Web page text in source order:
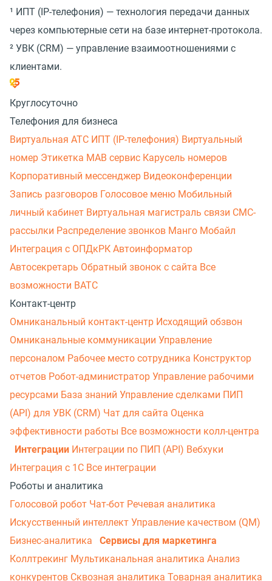
¹ ИПТ (IP-телефония) — технология передачи данных
через компьютерные сети на базе интернет-протокола.
² УВК (CRM) — управление взаимоотношениями с
клиентами.
Круглосуточно
Телефония для бизнеса
Виртуальная АТС ИПТ (IP-телефония) Виртуальный
номер Этикетка МАВ сервис Карусель номеров
Корпоративный мессенджер Видеоконференции
Запись разговоров Голосовое меню Мобильный
личный кабинет Виртуальная магистраль связи СМС-
рассылки Распределение звонков Манго Мобайл
Интеграция с ОПДкРК Автоинформатор
Автосекретарь Обратный звонок с сайта Все
возможности ВАТС
Контакт-центр
Омниканальный контакт-центр Исходящий обзвон
Омниканальные коммуникации Управление
персоналом Рабочее место сотрудника Конструктор
отчетов Робот-администратор Управление рабочими
ресурсами База знаний Управление сделками ПИП
(API) для УВК (CRM) Чат для сайта Оценка
эффективности работы Все возможности колл-центра
Интеграции Интеграции по ПИП (API) Вебхуки
Интеграция с 1С Все интеграции
Роботы и аналитика
Голосовой робот Чат-бот Речевая аналитика
Искусственный интеллект Управление качеством (QM)
Бизнес-аналитика
Сервисы для маркетинга
Коллтрекинг Мультиканальная аналитика Анализ
конкурентов Сквозная аналитика Товарная аналитика